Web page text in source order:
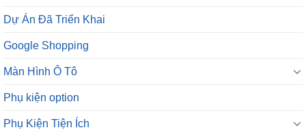
Dự Án Đã Triển Khai
Google Shopping
Màn Hình Ô Tô
Phụ kiện option
Phụ Kiện Tiện Ích